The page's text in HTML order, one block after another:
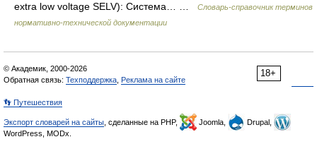
extra low voltage SELV): Система… …
Словарь-справочник терминов
нормативно-технической документации
18+
© Академик, 2000-2026
Обратная связь: Техподдержка Реклама на сайте
👣 Путешествия
Экспорт словарей на сайты , сделанные на PHP, Joomla,
Drupal,
WordPress, MODx.